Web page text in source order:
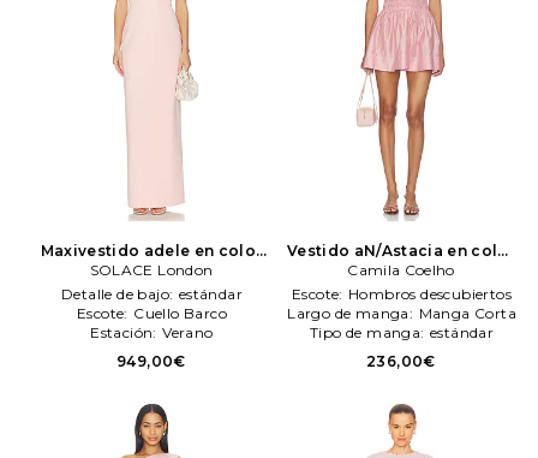
Maxivestido adele en color
rosado SOLACE London
SOLACE London
Detalle de bajo: estándar
Escote: Cuello Barco
Estación: Verano
949,00€
Vestido aN/Astacia en color
rosado Camila Coelho
Camila Coelho
Escote: Hombros descubiertos
Largo de manga: Manga Corta
Tipo de manga: estándar
236,00€